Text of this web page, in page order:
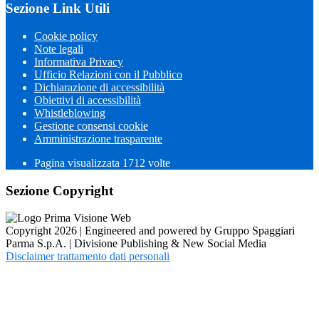
Sezione Link Utili
Cookie policy
Note legali
Informativa Privacy
Ufficio Relazioni con il Pubblico
Dichiarazione di accessibilità
Obiettivi di accessibilità
Whistleblowing
Gestione consensi cookie
Amministrazione trasparente
Pagina visualizzata 1712 volte
Sezione Copyright
Copyright 2026 | Engineered and powered by Gruppo Spaggiari
Parma S.p.A. | Divisione Publishing & New Social Media
Disclaimer trattamento dati personali